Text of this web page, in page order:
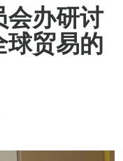
会办研讨
贸易的